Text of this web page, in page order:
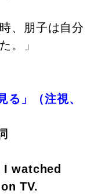
、朋子は自分
。」
」（注視、
watched
TV.